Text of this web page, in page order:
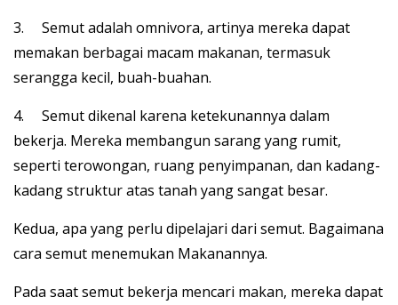
3. Semut adalah omnivora, artinya mereka dapat
memakan berbagai macam makanan, termasuk
serangga kecil, buah-buahan.
4. Semut dikenal karena ketekunannya dalam
bekerja. Mereka membangun sarang yang rumit,
seperti terowongan, ruang penyimpanan, dan kadang-
kadang struktur atas tanah yang sangat besar.
Kedua, apa yang perlu dipelajari dari semut. Bagaimana
cara semut menemukan Makanannya.
Pada saat semut bekerja mencari makan, mereka dapat